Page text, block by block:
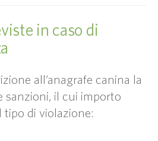
in caso di
all’anagrafe canina la
sanzioni, il cui importo
tipo di violazione: